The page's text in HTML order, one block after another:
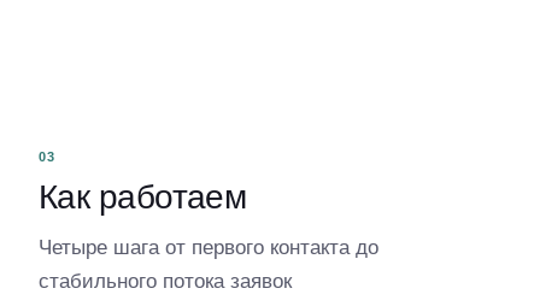
03
Как работаем
Четыре шага от первого контакта до
стабильного потока заявок